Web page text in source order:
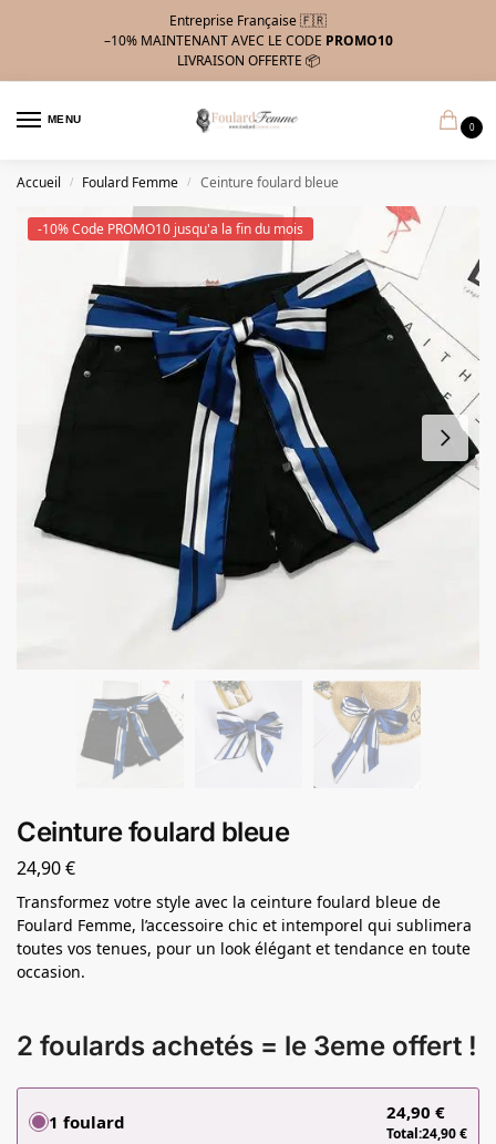
Entreprise Française 🇫🇷
–10% MAINTENANT AVEC LE CODE PROMO10
LIVRAISON OFFERTE 📦
MENU
0
Accueil / Foulard Femme / Ceinture foulard bleue
-10% Code PROMO10 jusqu'a la fin du mois
Ceinture foulard bleue
24,90€
Transformez votre style avec la ceinture foulard bleue de
Foulard Femme, l’accessoire chic et intemporel qui sublimera
toutes vos tenues, pour un look élégant et tendance en toute
occasion.
2 foulards achetés = le 3eme offert !
1 foulard 24,90 €
Total:24,90€